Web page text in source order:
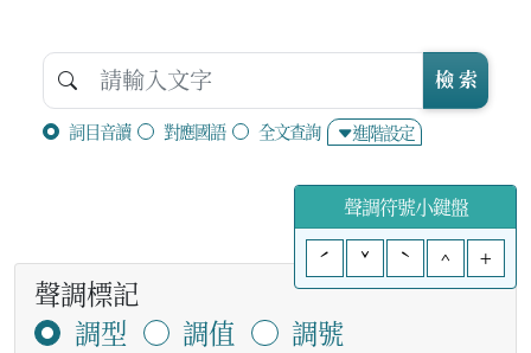
詞目音讀 對應國語 全文查詢 進階設定
檢 索
聲調符號小鍵盤
ˊ
ˇ ˋ ^ +
聲調標記
調型
調值
調號